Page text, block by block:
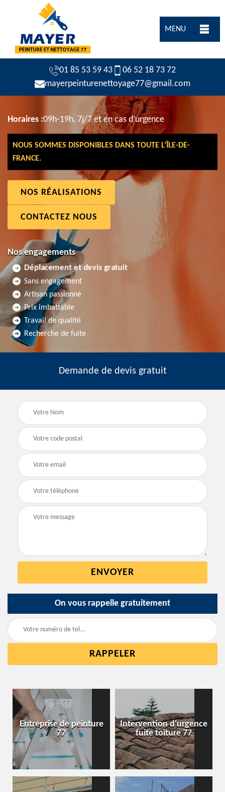
MENU
01 85 53 59 43
06 52 18 73 72
mayerpeinturenettoyage77@gmail.com
Horaires :09h-19h, 7j/7 et en cas d’urgence
NOUS SOMMES DISPONIBLES DANS TOUTE L’ÎLE-DE-
FRANCE.
NOS RÉALISATIONS
CONTACTEZ NOUS
Nos engagements
Déplacement et devis gratuit
Sans engagement
Artisan passionné
Prix imbattable
Travail de qualité
Recherche de fuite
Demande de devis gratuit
On vous rappelle gratuitement
Entreprise de peinture
77
Intervention d'urgence
fuite toiture 77